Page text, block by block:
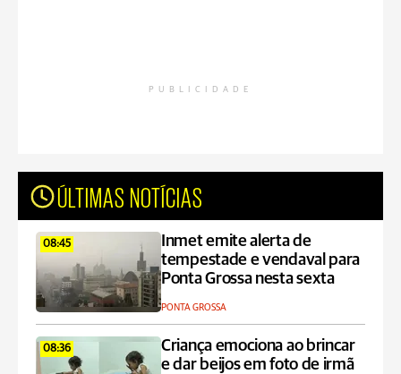
PUBLICIDADE
ÚLTIMAS NOTÍCIAS
08:45
Inmet emite alerta de
tempestade e vendaval para
Ponta Grossa nesta sexta
PONTA GROSSA
08:36
Criança emociona ao brincar
e dar beijos em foto de irmã